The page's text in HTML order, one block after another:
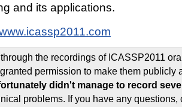
and its applications.
the recordings of ICASSP2011
permission to make them publicly
didn't manage to record
problems. If you have any questions,